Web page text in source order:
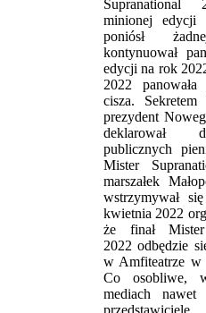
Supranational
minionej edycji
poniósł
kontynuował
edycji na rok
2022
cisza.
prezydent
deklarował
publicznych
Mister
marszałek
wstrzymywał
kwietnia 2022
że finał Mister
2022 odbędzie
w Amfiteatrze w
Co osobliwe,
mediach